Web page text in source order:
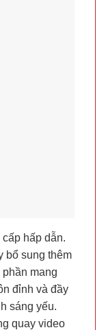
hấp dẫn.
bổ sung thêm
mang
đỉnh và đầy
sáng yếu.
quay video